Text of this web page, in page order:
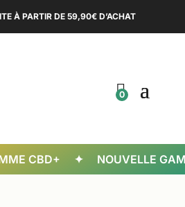
À PARTIR DE 59,90€ D’ACHAT
0
CBD+ ✦ NOUVELLE